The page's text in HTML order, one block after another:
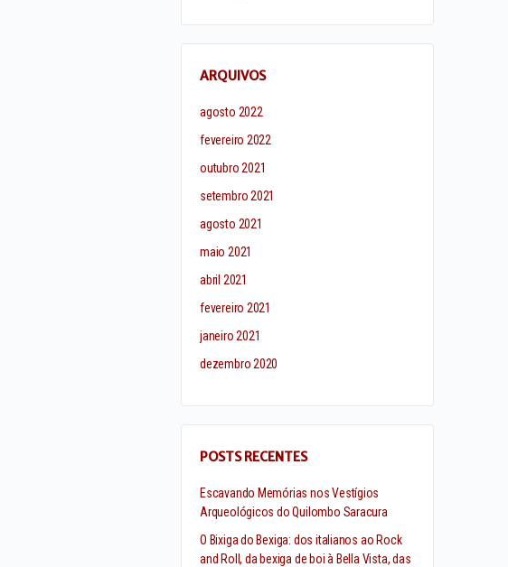
ARQUIVOS
agosto 2022
fevereiro 2022
outubro 2021
setembro 2021
agosto 2021
maio 2021
abril 2021
fevereiro 2021
janeiro 2021
dezembro 2020
POSTS RECENTES
Escavando Memórias nos Vestígios
Arqueológicos do Quilombo Saracura
O Bixiga do Bexiga: dos italianos ao Rock
and Roll, da bexiga de boi à Bella Vista, das